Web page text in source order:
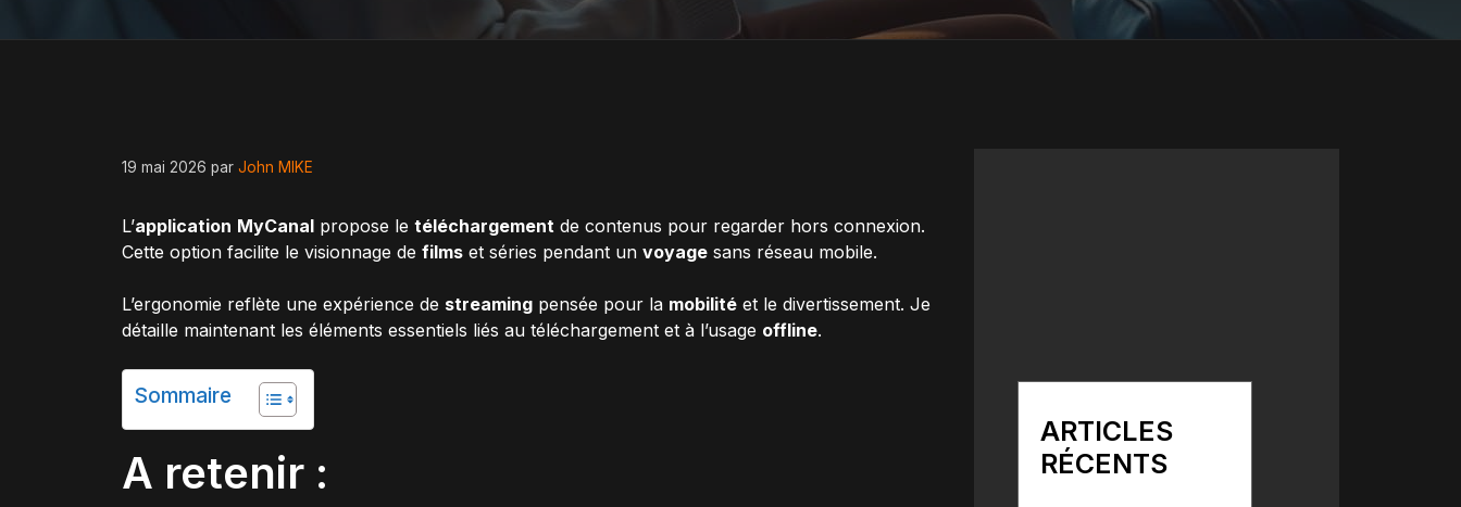
19 mai 2026 par John MIKE
L’application MyCanal propose le téléchargement de contenus pour regarder hors connexion.
Cette option facilite le visionnage de films et séries pendant un voyage sans réseau mobile.
L’ergonomie reflète une expérience de streaming pensée pour la mobilité et le divertissement. Je
détaille maintenant les éléments essentiels liés au téléchargement et à l’usage offline.
Sommaire
A retenir :
ARTICLES
RÉCENTS